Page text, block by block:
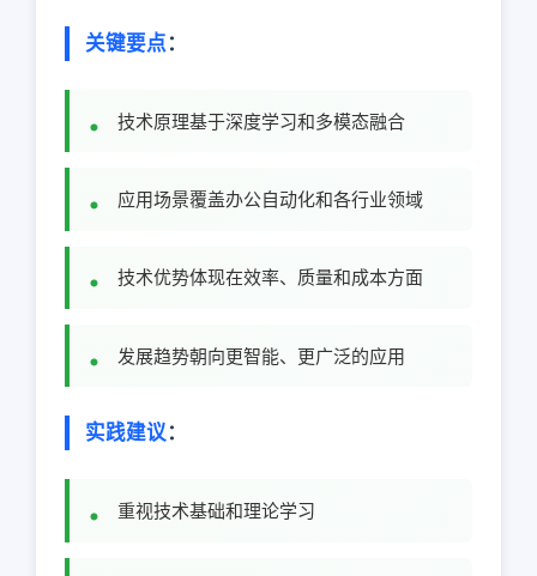
关键要点 ：
技术原理基于深度学习和多模态融合
应用场景覆盖办公自动化和各行业领域
技术优势体现在效率、质量和成本方面
发展趋势朝向更智能、更广泛的应用
实践建议 ：
重视技术基础和理论学习